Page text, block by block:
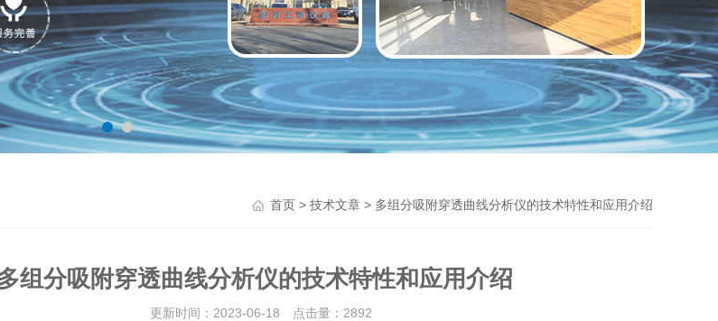
首页 > 技术文章 > 多组分吸附穿透曲线分析仪的技术特性和应用介绍
组分吸附穿透曲线分析仪的技术特性和应用介绍
更新时间：2023-06-18 点击量： 2892